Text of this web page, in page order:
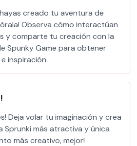
creado tu aventura de
Observa cómo interactúan
y comparte tu creación con la
Spunky Game para obtener
inspiración.
Deja volar tu imaginación y crea
Sprunki más atractiva y única
más creativo, mejor!